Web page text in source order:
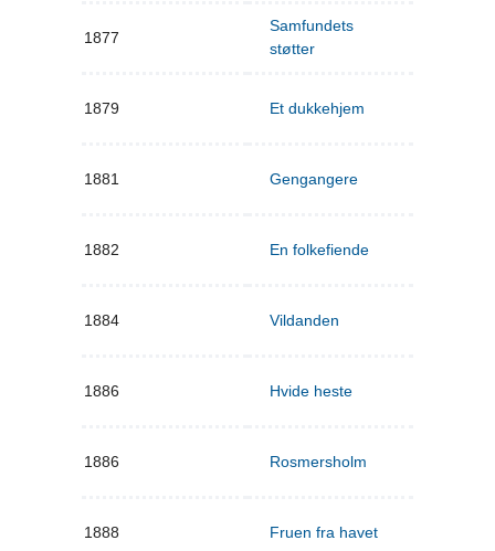
1877
Samfundets
støtter
1879 Et dukkehjem
1881 Gengangere
1882 En folkefiende
1884 Vildanden
1886 Hvide heste
1886 Rosmersholm
1888 Fruen fra havet